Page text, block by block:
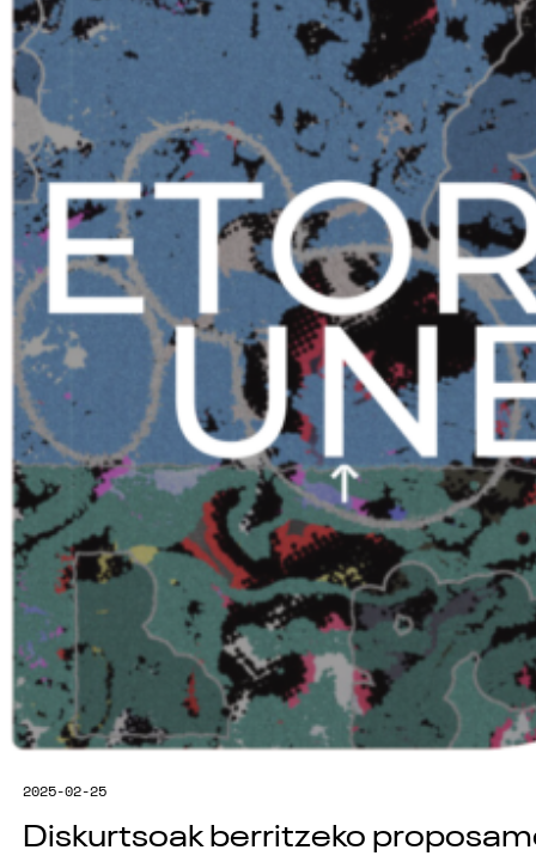
2025-02-25
Diskurtsoak berritzeko